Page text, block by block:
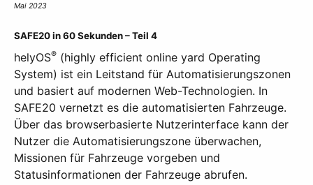
Mai 2023
SAFE20 in 60 Sekunden – Teil 4
helyOS® (highly efficient online yard Operating
System) ist ein Leitstand für Automatisierungszonen
und basiert auf modernen Web-Technologien. In
SAFE20 vernetzt es die automatisierten Fahrzeuge.
Über das browserbasierte Nutzerinterface kann der
Nutzer die Automatisierungszone überwachen,
Missionen für Fahrzeuge vorgeben und
Statusinformationen der Fahrzeuge abrufen.